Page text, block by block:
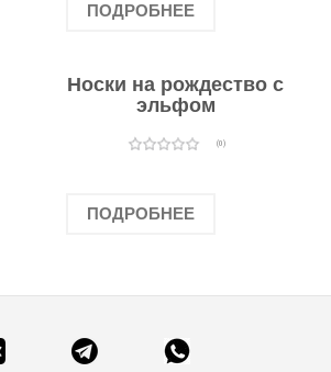
ПОДРОБНЕЕ
Носки на рождество с
эльфом
(0)
ПОДРОБНЕЕ